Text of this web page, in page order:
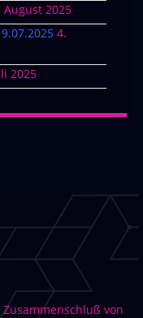
August 2025
4.
2025
von